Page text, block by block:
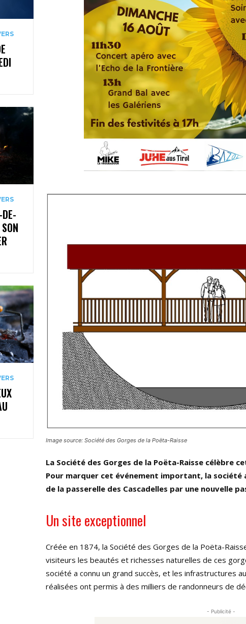
Image source:Société des Gorges de la Poëta-Raisse
La Société des Gorges de la Poëta-Raisse célèbre
Pour marquer cet événement important, la société
de la passerelle des Cascadelles par une nouvelle
Un site exceptionnel
Créée en 1874, la Société des Gorges de la Poëta-
visiteurs les beautés et richesses naturelles de ces
société a connu un grand succès, et les infrastructures
réalisées ont permis à des milliers de randonneurs de
- Publicité -